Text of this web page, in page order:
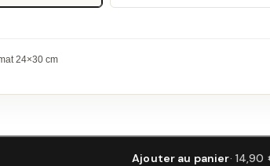
24×30 cm
Ajouter au panier· 14,90